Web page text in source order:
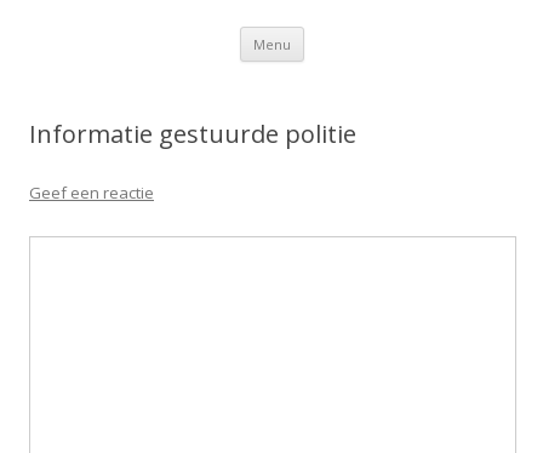
Menu Spring
inhoud
Informatie gestuurde politie
Geef een reactie